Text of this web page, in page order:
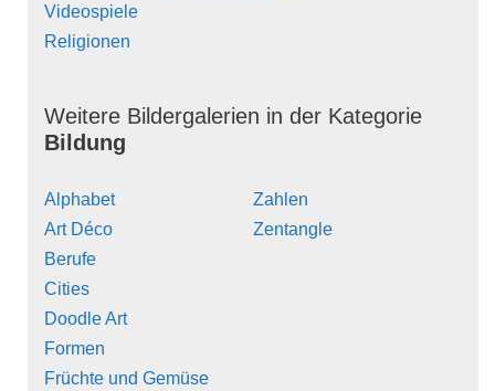
Videospiele
Religionen
Weitere Bildergalerien in der Kategorie
Bildung
Alphabet
Art Déco
Berufe
Cities
Doodle Art
Formen
Früchte und Gemüse
Zahlen
Zentangle